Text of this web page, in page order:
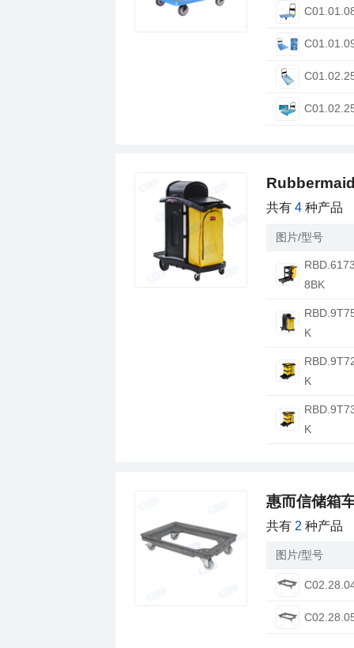
共有4 种产品
图片/型号
8BK
K
K
K
惠而信储箱
共有 2 种产品
图片/型号